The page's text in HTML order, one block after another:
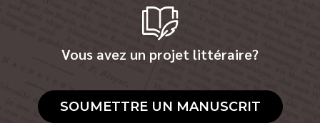
Vous avez un projet littéraire?
SOUMETTRE UN MANUSCRIT